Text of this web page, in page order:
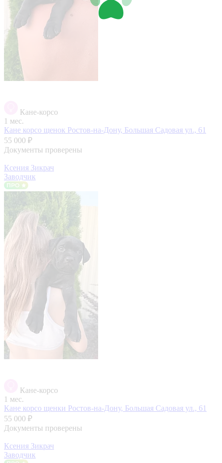
Кане-корсо
1 мес.
Кане корсо щенок Ростов-на-Дону, Большая Садовая ул., 61
55 000 ₽
Документы проверены
Ксения Зикрач
Заводчик
Кане-корсо
1 мес.
Кане корсо щенки Ростов-на-Дону, Большая Садовая ул., 61
55 000 ₽
Документы проверены
Ксения Зикрач
Заводчик